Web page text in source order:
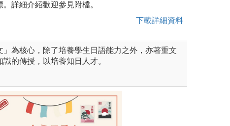
詳細介紹歡迎參見附檔。
下載詳細資料
」為核心，除了培養學生日語能力之外，亦著重文
的傳授，以培養知日人才。